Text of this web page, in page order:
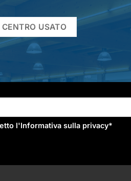
USATO
l'Informativa sulla privacy*